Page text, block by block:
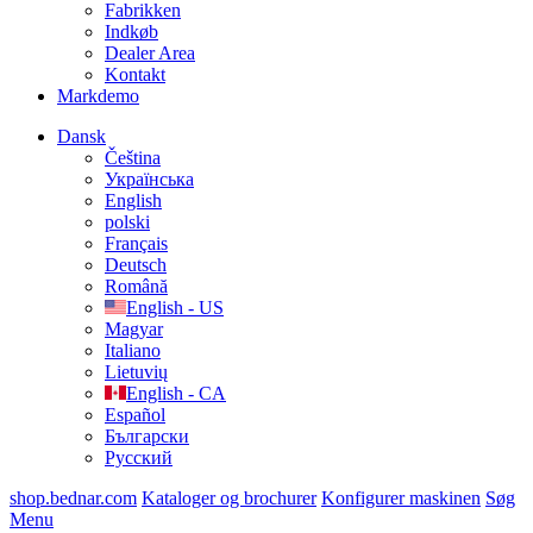
Fabrikken
Indkøb
Dealer Area
Kontakt
Markdemo
Dansk
Čeština
Українська
English
polski
Français
Deutsch
Română
English - US
Magyar
Italiano
Lietuvių
English - CA
Español
Български
Русский
shop.bednar.com Kataloger og brochurer Konfigurer maskinen Søg
Menu